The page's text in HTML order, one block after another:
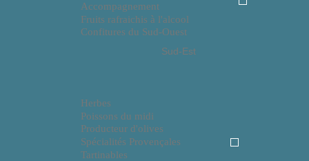
Accompagnement
Fruits rafraichis à l'alcool
Confitures du Sud-Ouest
Sud-Est
Herbes
Poissons du midi
Producteur d'olives
Spécialités Provençales
Tartinables